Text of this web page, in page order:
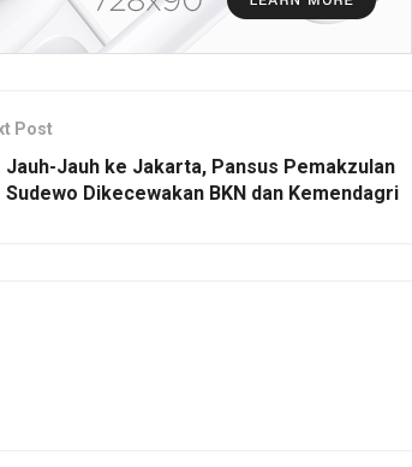
Post
Jauh-Jauh ke Jakarta, Pansus Pemakzulan
Sudewo Dikecewakan BKN dan Kemendagri